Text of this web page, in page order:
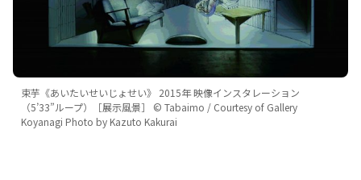
束芋《あいたいせいじょせい》 2015年 映像インスタレーション
（5’33”ループ）［展示風景］ © Tabaimo / Courtesy of Gallery
Koyanagi Photo by Kazuto Kakurai